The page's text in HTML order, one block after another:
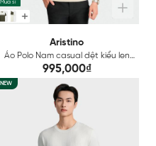
Mua sỉ
Aristino
Áo Polo Nam casual dệt kiểu len
Aristino APSU030Z
995,000₫
NEW